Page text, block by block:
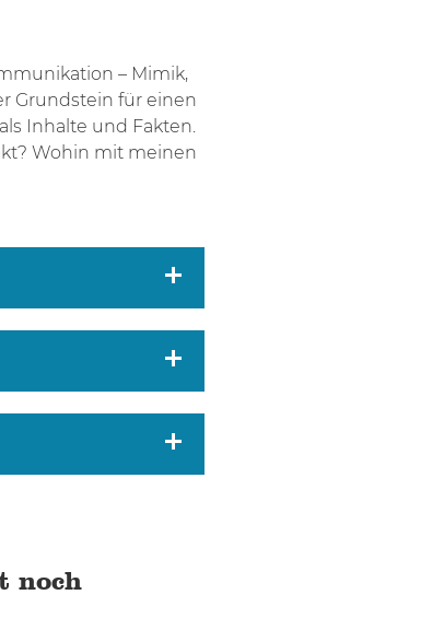
– Mimik,
Grundstein für einen
Inhalte und Fakten.
Wohin mit meinen
noch